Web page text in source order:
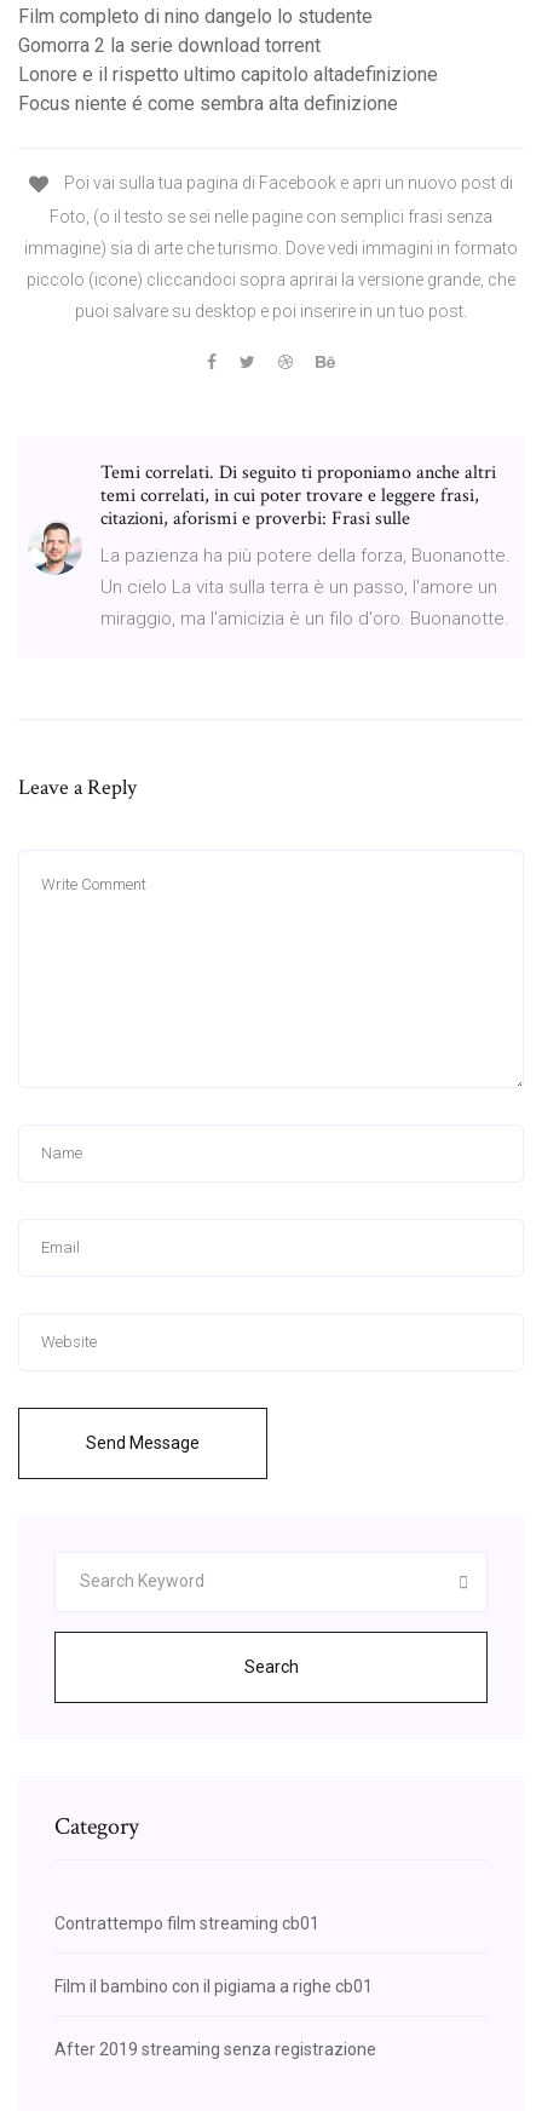
Film completo di nino dangelo lo studente
Gomorra 2 la serie download torrent
Lonore e il rispetto ultimo capitolo altadefinizione
Focus niente é come sembra alta definizione
Poi vai sulla tua pagina di Facebook e apri un nuovo post di
Foto, (o il testo se sei nelle pagine con semplici frasi senza
immagine) sia di arte che turismo. Dove vedi immagini in formato
piccolo (icone) cliccandoci sopra aprirai la versione grande, che
puoi salvare su desktop e poi inserire in un tuo post.
Temi correlati. Di seguito ti proponiamo anche altri
temi correlati, in cui poter trovare e leggere frasi,
citazioni, aforismi e proverbi: Frasi sulle
La pazienza ha più potere della forza, Buonanotte.
Un cielo La vita sulla terra è un passo, l'amore un
miraggio, ma l'amicizia è un filo d'oro. Buonanotte.
Leave a Reply
Send Message
Search
Category
Contrattempo film streaming cb01
Film il bambino con il pigiama a righe cb01
After 2019 streaming senza registrazione